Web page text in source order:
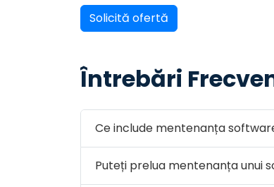
Solicită ofertă
Întrebări
Ce include mentenanța
Puteți prelua mentenanța unui